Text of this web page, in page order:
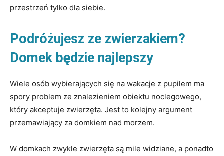
przestrzeń tylko dla siebie.
Podróżujesz ze zwierzakiem?
Domek będzie najlepszy
Wiele osób wybierających się na wakacje z pupilem ma
spory problem ze znalezieniem obiektu noclegowego,
który akceptuje zwierzęta. Jest to kolejny argument
przemawiający za domkiem nad morzem.
W domkach zwykle zwierzęta są mile widziane, a ponadto